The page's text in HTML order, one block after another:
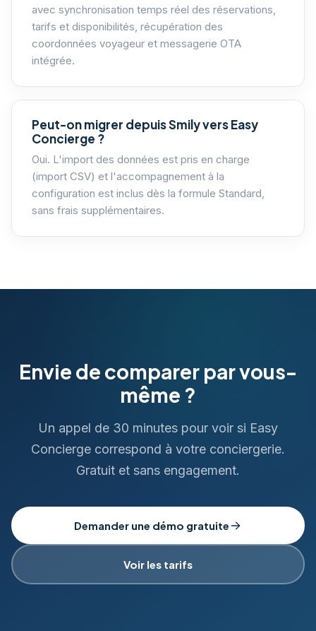
avec synchronisation temps réel des réservations,
tarifs et disponibilités, récupération des
coordonnées voyageur et messagerie OTA
intégrée.
Peut-on migrer depuis Smily vers Easy
Concierge ?
Oui. L'import des données est pris en charge
(import CSV) et l'accompagnement à la
configuration est inclus dès la formule Standard,
sans frais supplémentaires.
Envie de comparer par vous-
même ?
Un appel de 30 minutes pour voir si Easy
Concierge correspond à votre conciergerie.
Gratuit et sans engagement.
Demander une démo gratuite
Voir les tarifs